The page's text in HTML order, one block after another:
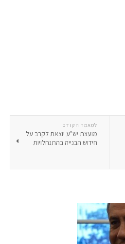
למאמר הקודם
מועצת יש"ע יוצאת לקרב על
חידוש הבנייה בהתנחלויות